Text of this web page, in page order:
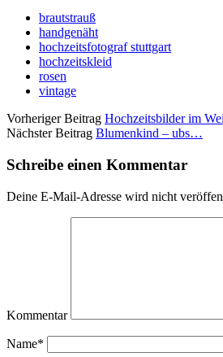
brautstrauß
handgenäht
hochzeitsfotograf stuttgart
hochzeitskleid
rosen
vintage
Vorheriger Beitrag Hochzeitsbilder im
Nächster Beitrag Blumenkind – ubs…
Schreibe einen Kommentar
Deine E-Mail-Adresse wird nicht
Kommentar
Name*